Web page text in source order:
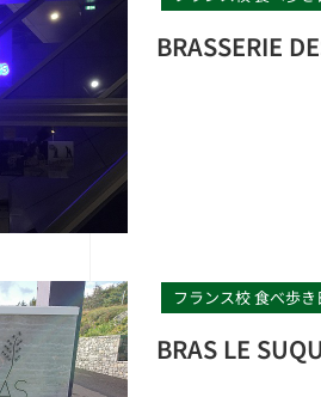
BRASSERIE
フランス校 食べ歩き
BRAS LE